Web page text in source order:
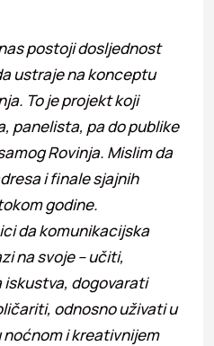
postoji dosljednost
ustraje na konceptu
To je projekt koji
panelista, pa do publike
Rovinja. Mislim da
i finale sjajnih
godine.
da komunikacijska
na svoje – učiti,
dogovarati
odnosno uživati u
i kreativnijem